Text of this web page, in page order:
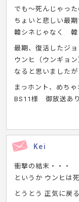
でも～死んじゃっ
ちょいと悲しい最
韓シネじゃなく 韓
最期、復活したジ
ウンヒ（ウンギョ
なると思いました
まっホント、めち
BS11様 御放送あ
Kei
衝撃の結末・・・
というか ウンヒは
とうとう 正気に戻